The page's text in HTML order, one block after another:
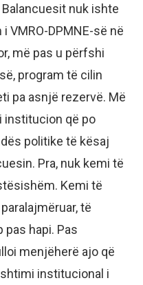
nuk ishte
VMRO-DPMNE-së në
më pas u përfshi
program të cilin
pa asnjë rezervë. Më
institucion që po
politike të kësaj
Pra, nuk kemi të
Kemi të
të
pas hapi. Pas
menjëherë ajo që
institucional i